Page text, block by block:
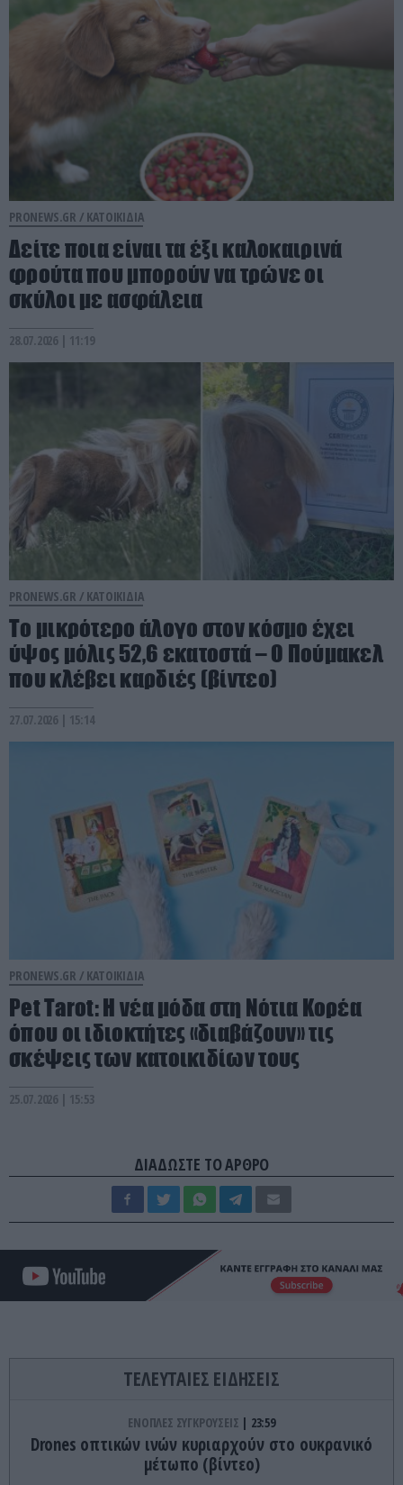
PRONEWS.GR / ΚΑΤΟΙΚΙΔΙΑ
Δείτε ποια είναι τα έξι καλοκαιρινά
φρούτα που μπορούν να τρώνε οι
σκύλοι με ασφάλεια
28.07.2026 | 11:19
PRONEWS.GR / ΚΑΤΟΙΚΙΔΙΑ
Το μικρότερο άλογο στον κόσμο έχει
ύψος μόλις 52,6 εκατοστά – Ο Πούμακελ
που κλέβει καρδιές (βίντεο)
27.07.2026 | 15:14
PRONEWS.GR / ΚΑΤΟΙΚΙΔΙΑ
Pet Tarot: Η νέα μόδα στη Νότια Κορέα
όπου οι ιδιοκτήτες «διαβάζουν» τις
σκέψεις των κατοικιδίων τους
25.07.2026 | 15:53
ΔΙΑΔΩΣΤΕ ΤΟ ΑΡΘΡΟ
ΤΕΛΕΥΤΑΙΕΣ ΕΙΔΗΣΕΙΣ
ΕΝΟΠΛΕΣ ΣΥΓΚΡΟΥΣΕΙΣ 23:59
Drones οπτικών ινών κυριαρχούν στο ουκρανικό
μέτωπο (βίντεο)